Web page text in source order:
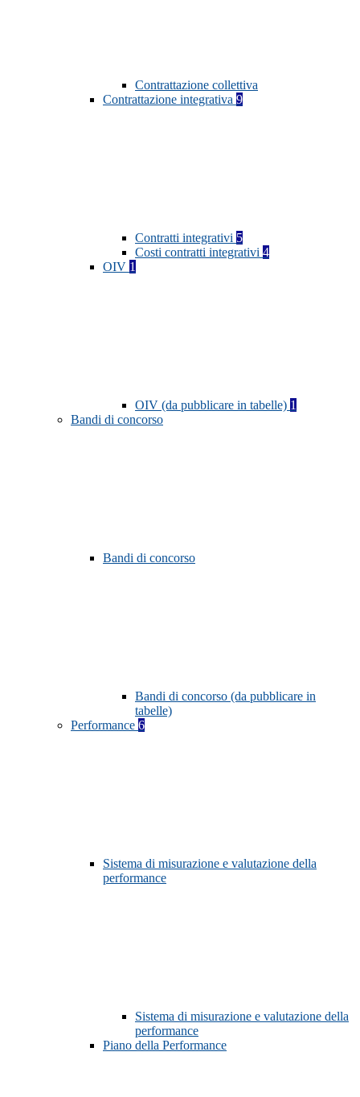
Contrattazione collettiva
Contrattazione integrativa 9
Contratti integrativi 5
Costi contratti integrativi 4
OIV 1
OIV (da pubblicare in tabelle) 1
Bandi di concorso
Bandi di concorso
Bandi di concorso (da pubblicare in
tabelle)
Performance 6
Sistema di misurazione e valutazione della
performance
Sistema di misurazione e valutazione della
performance
Piano della Performance